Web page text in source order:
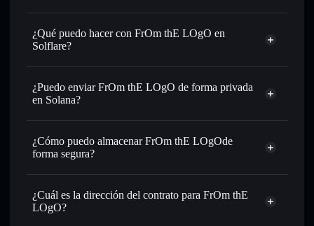
FrOm thE LOgO no está verificado
¿Qué puedo hacer con FrOm thE LOgO en
Solflare?
FrOm thE LOgO
cartera de Solflare
Intercambiar al instante: operar con $FTL para SOL,
USDC o miles de otros tokens de Solana con enrutamiento
tu precio objetivo para $FTL
Utilizar DCA
largo del tiempo
Enviar de forma privada
: transferir $FTL sin vincular
públicamente las carteras usando el agregador de privacidad
integrado de Solflare
¿Puedo enviar FrOm thE LOgO de forma privada
en Solana?
agregador de privacidad
¿Cómo puedo almacenar FrOm thE LOgOde
forma segura?
FrOm thE LOgO
¿Cuál es la dirección del contrato para FrOm thE
LOgO?